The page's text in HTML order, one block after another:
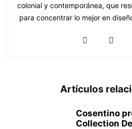
colonial y contemporánea, que
para concentrar lo mejor en
Artículos
Cosentino
Collection